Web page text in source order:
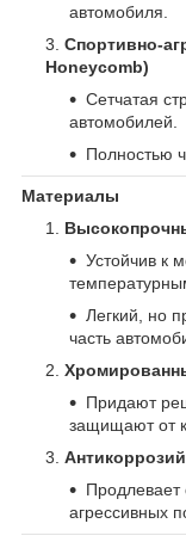
автомобиля.
Спортивно-
Honeycomb)
Сетчатая
автомобилей.
Полностью
Материалы
Устойчив к
Легкий, но
часть
Придают
защищают от
Продлевает
агрессивных